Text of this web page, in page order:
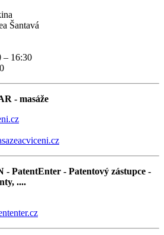
Šantavá
– 16:30
- masáže
PatentEnter - Patentový zástupce -
....